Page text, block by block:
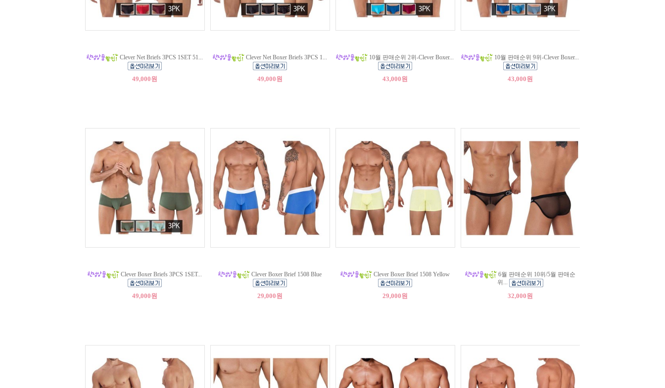
Clever Net Briefs 3PCS 1SET 51...
49,000원
Clever Net Boxer Briefs 3PCS 1...
49,000원
10월 판매순위 2위-Clever Boxer...
43,000원
10월 판매순위 9위-Clever Boxer...
43,000원
Clever Boxer Briefs 3PCS 1SET...
49,000원
Clever Boxer Brief 1508 Blue
29,000원
Clever Boxer Brief 1508 Yellow
29,000원
6월 판매순위 10위/5월 판매순
위...
32,000원